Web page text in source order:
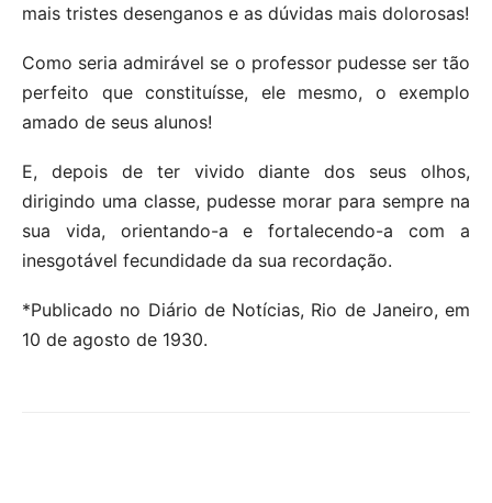
mais tristes desenganos e as dúvidas mais dolorosas!
Como seria admirável se o professor pudesse ser tão
perfeito que constituísse, ele mesmo, o exemplo
amado de seus alunos!
E, depois de ter vivido diante dos seus olhos,
dirigindo uma classe, pudesse morar para sempre na
sua vida, orientando-a e fortalecendo-a com a
inesgotável fecundidade da sua recordação.
*Publicado no Diário de Notícias, Rio de Janeiro, em
10 de agosto de 1930.